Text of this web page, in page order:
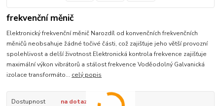
frekvenční měnič
Elektronický frekvenční měnič Narozdíl od konvenčních frekvenčních
měničů neobsahuje žádné točivé části, což zajišťuje jeho větší provozní
spolehlivost a delší životnost Elektronická kontrola frekvence zajišťuje
maximální výkon vibrátorů a stálost frekvence Voděodolný Galvanická
izolace transformáto... celý popis
Dostupnost
na dotaz